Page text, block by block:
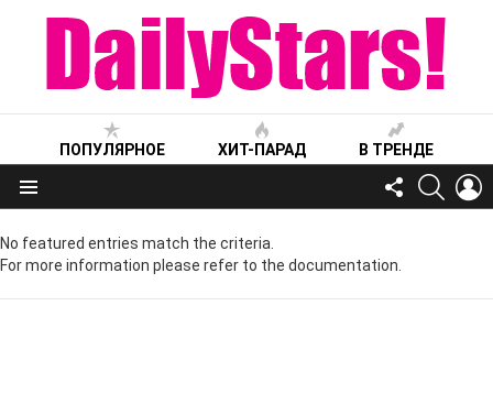
ПОПУЛЯРНОЕ ХИТ-ПАРАД В ТРЕНДЕ
Меню
FOLLOW
US
No featured entries match the criteria.
For more information please refer to the documentation.